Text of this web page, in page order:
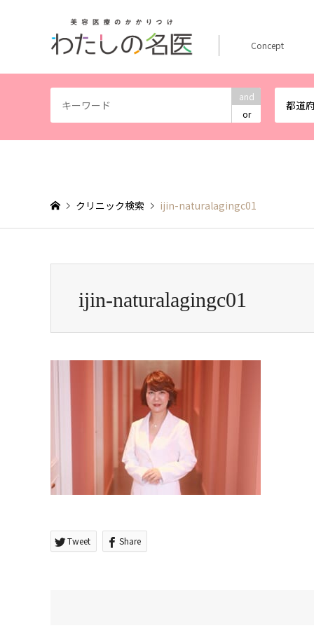
and
or
都道
Concept
クリニック検索 ijin-naturalagingc01
ijin-naturalagingc01
Tweet Share